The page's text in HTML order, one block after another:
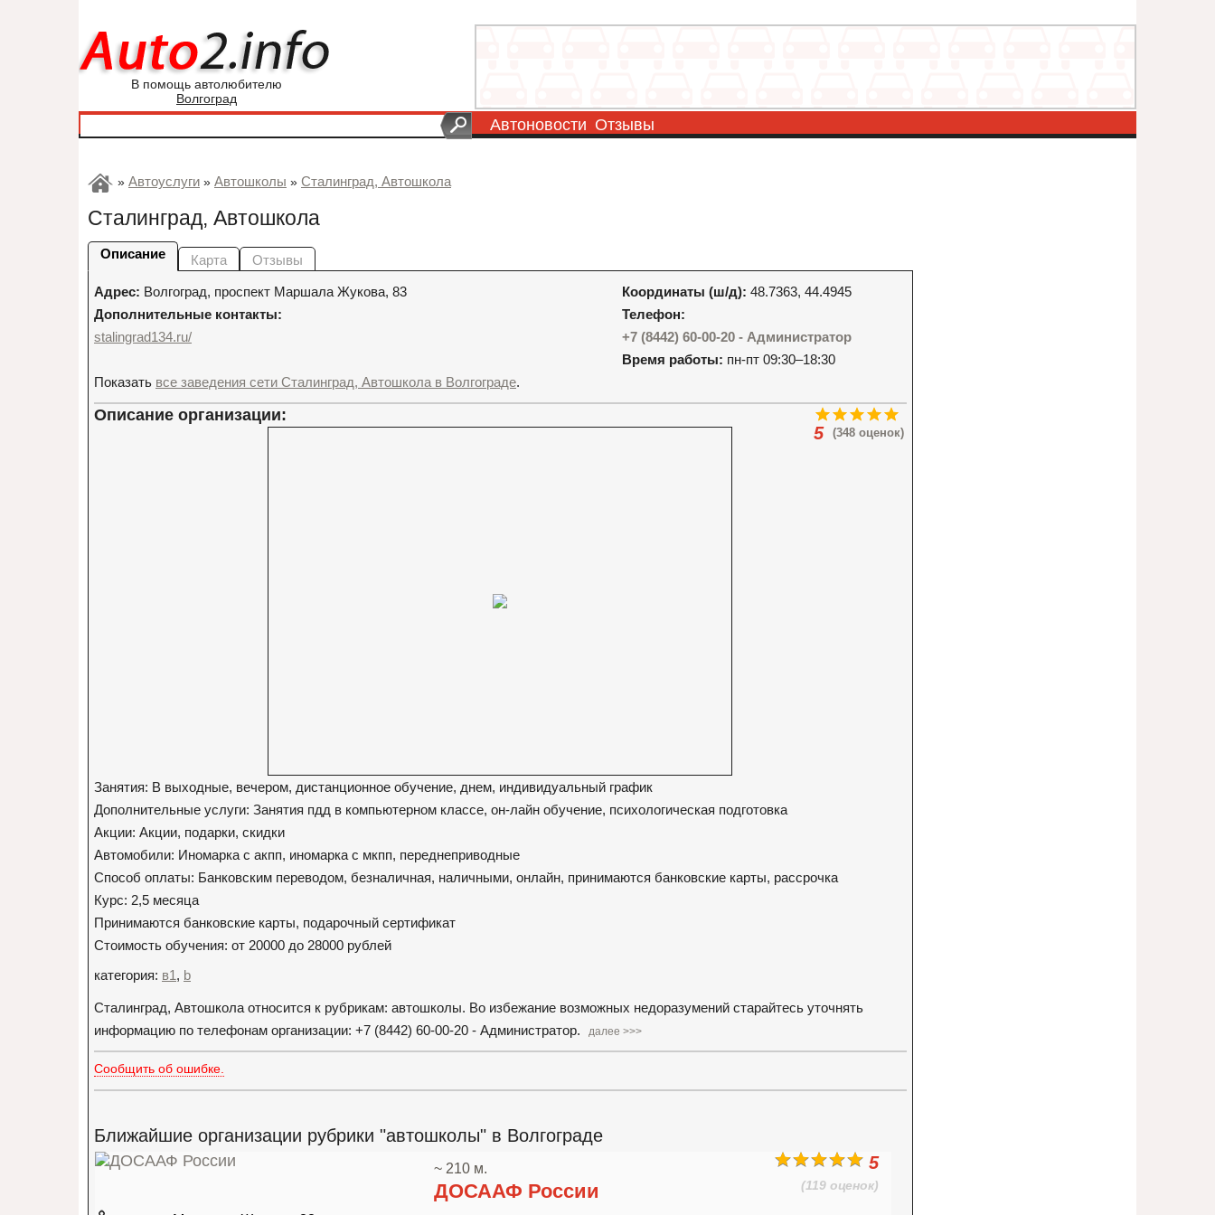
В помощь автолюбителю
Волгоград
Автоновости Отзывы
» Автоуслуги » Автошколы » Сталинград, Автошкола
Сталинград, Автошкола
Описание Карта Отзывы
Адрес: Волгоград, проспект Маршала Жукова, 83
Дополнительные контакты:
stalingrad134.ru/
Координаты (ш/д): 48.7363, 44.4945
Телефон:
+7 (8442) 60-00-20 - Администратор
Время работы: пн-пт 09:30–18:30
Показать все заведения сети Сталинград, Автошкола в Волгограде.
(348 оценок)
5
Описание организации:
Занятия: В выходные, вечером, дистанционное обучение, днем, индивидуальный график
Дополнительные услуги: Занятия пдд в компьютерном классе, он-лайн обучение, психологическая подготовка
Акции: Акции, подарки, скидки
Автомобили: Иномарка с акпп, иномарка с мкпп, переднеприводные
Способ оплаты: Банковским переводом, безналичная, наличными, онлайн, принимаются банковские карты, рассрочка
Курс: 2,5 месяца
Принимаются банковские карты, подарочный сертификат
Стоимость обучения: от 20000 до 28000 рублей
категория: в1, b
Сталинград, Автошкола относится к рубрикам: автошколы. Во избежание возможных недоразумений старайтесь уточнять
информацию по телефонам организации: +7 (8442) 60-00-20 - Администратор.
далее >>>
Сообщить об ошибке.
Ближайшие организации рубрики "автошколы" в Волгограде
5
(119 оценок)
~ 210 м.
ДОСААФ России